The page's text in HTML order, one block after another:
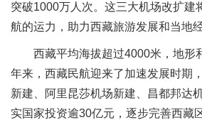
突破1000万人次。这三大机场改扩建
航的运力，助力西藏旅游发展和当地
西藏平均海拔超过4000米，地形
年来，西藏民航迎来了加速发展时期
新建、阿里昆莎机场新建、昌都邦达
实国家投资逾30亿元，逐步完善西藏